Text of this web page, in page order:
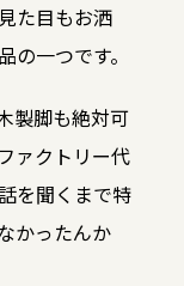
た目もお洒
一つです。
製脚も絶対可
ァクトリー代
を聞くまで特
かったんか